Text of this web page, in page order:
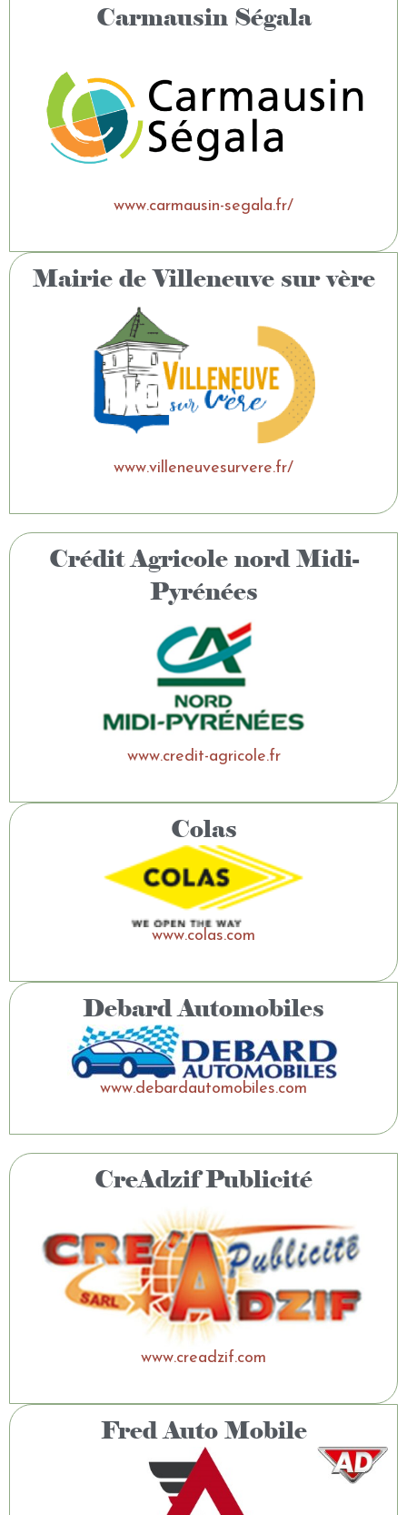
Carmausin Ségala
www.carmausin-segala.fr/
Mairie de Villeneuve sur vère
www.villeneuvesurvere.fr/
Crédit Agricole nord Midi-
Pyrénées
www.credit-agricole.fr
Colas
www.colas.com
Debard Automobiles
www.debardautomobiles.com
CreAdzif Publicité
www.creadzif.com
Fred Auto Mobile